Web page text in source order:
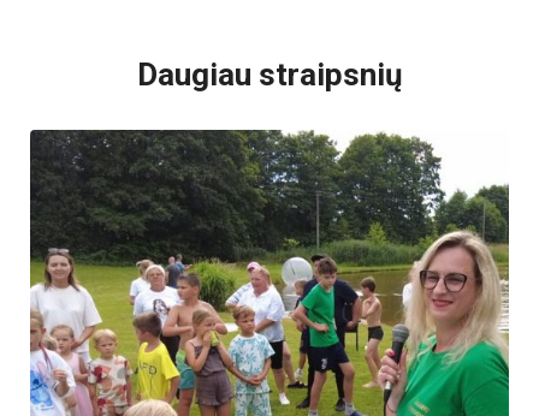
Daugiau straipsnių